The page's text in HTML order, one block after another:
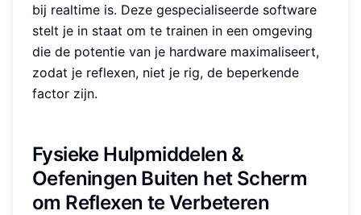
bij realtime is. Deze gespecialiseerde software
stelt je in staat om te trainen in een omgeving
die de potentie van je hardware maximaliseert,
zodat je reflexen, niet je rig, de beperkende
factor zijn.
Fysieke Hulpmiddelen &
Oefeningen Buiten het Scherm
om Reflexen te Verbeteren